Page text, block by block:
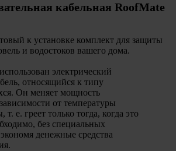
кабельная RoofMate
к установке комплект для защиты
и водостоков вашего дома.
электрический
относящийся к типу
Он меняет мощность
от температуры
е. греет только тогда, когда это
без специальных
денежные средства